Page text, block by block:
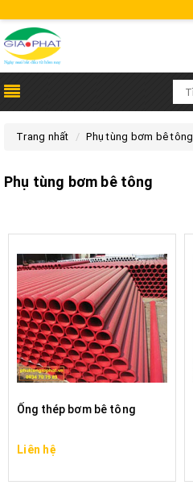
Trang nhất Phụ tùng bơm bê tông
Phụ tùng bơm bê tông
Ống thép bơm bê tông
Liên hệ